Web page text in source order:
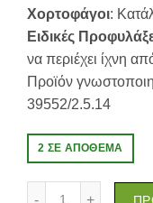
Χορτοφάγοι:
Ειδικές
να περιέχει ίχνη
Προϊόν
39552/2.5.14
2 ΣΕ ΑΠΌΘΕΜΑ